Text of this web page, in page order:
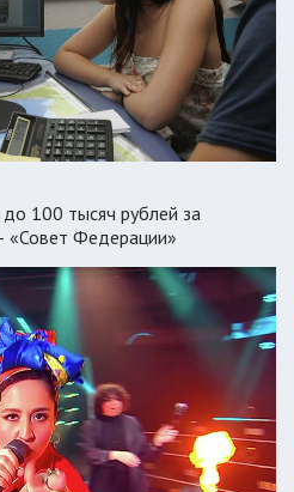
100 тысяч рублей за
«Совет Федерации»